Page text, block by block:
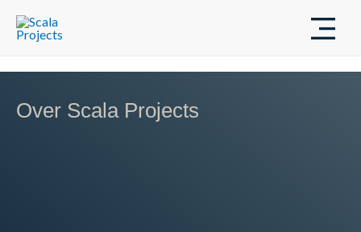
naar
MAIN
Over Scala Projects